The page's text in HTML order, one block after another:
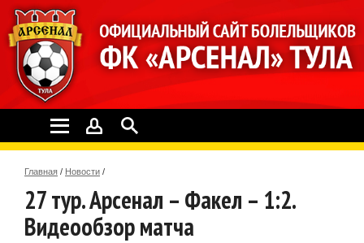
Главная / Новости /
27 тур. Арсенал – Факел – 1:2.
Видеообзор матча